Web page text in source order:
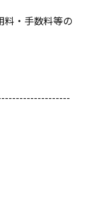
料・手数料等の